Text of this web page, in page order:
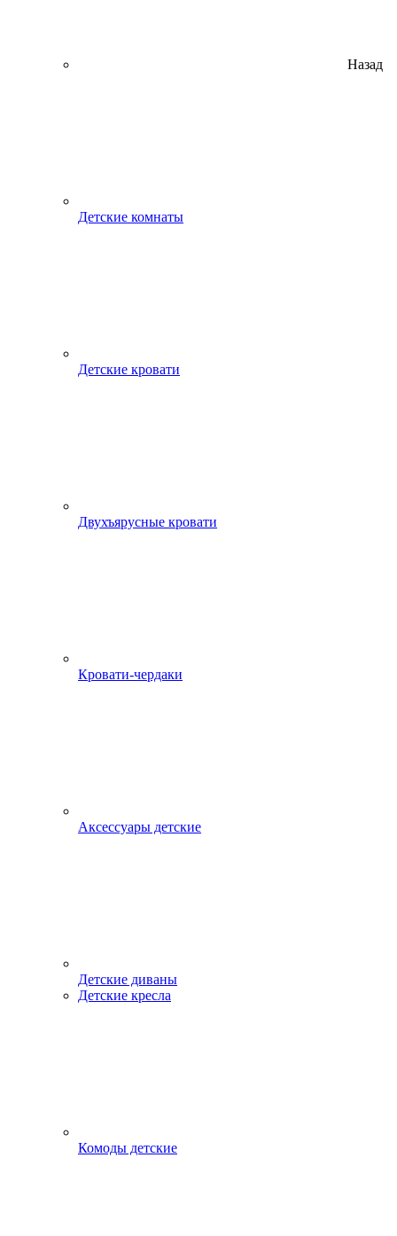
Назад
Детские комнаты
Детские кровати
Двухъярусные кровати
Кровати-чердаки
Аксессуары детские
Детские диваны
Детские кресла
Комоды детские